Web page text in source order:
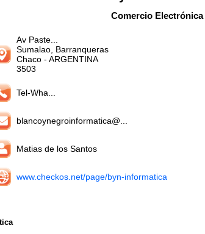
Comercio Electrónica
Av Paste...
Sumalao, Barranqueras
Chaco- ARGENTINA
3503
Tel-Wha...
blancoynegroinformatica@...
Matias de los Santos
www.checkos.net/page/byn-informatica